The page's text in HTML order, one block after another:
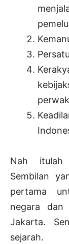
Nah itulah
Sembilan
pertama
negara dan
Jakarta.
sejarah.